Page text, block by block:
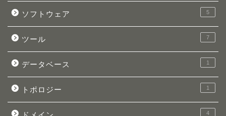
ソフトウェア 5
ツール 7
データベース 1
トポロジー 1
4